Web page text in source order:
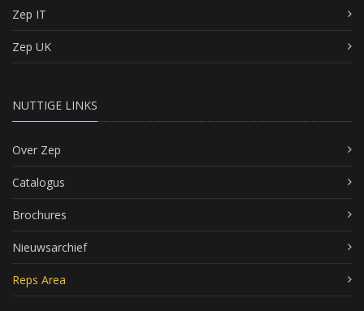
Zep IT
Zep UK
NUTTIGE LINKS
Over Zep
Catalogus
Brochures
Nieuwsarchief
Reps Area